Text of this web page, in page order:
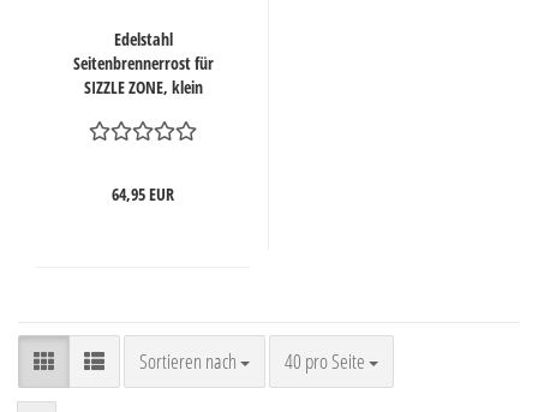
Edelstahl
Seitenbrennerrost für
SIZZLE ZONE, klein
64,95 EUR
Sortieren nach
Sortieren nach 40 pro Seite
pro Seite